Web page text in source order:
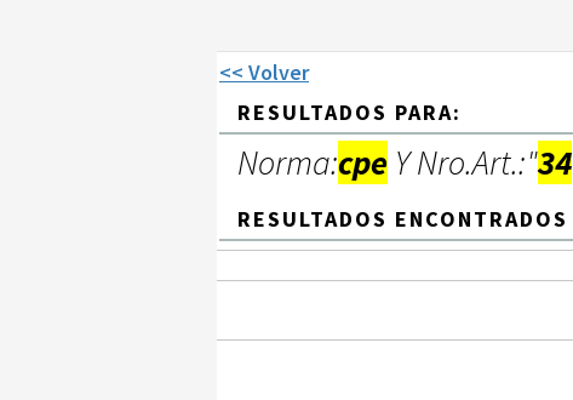
<< Volver
RESULTADOS PARA:
Norma:cpe Y Nro.Art.:"34
RESULTADOS ENCONTRADOS